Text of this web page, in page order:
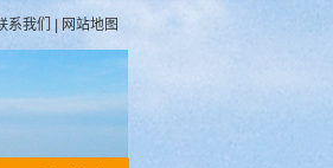
系我们 网站地图